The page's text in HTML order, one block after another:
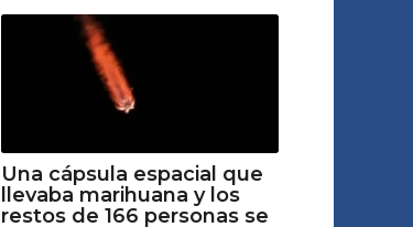
Una cápsula espacial que
llevaba marihuana y los
restos de 166 personas se